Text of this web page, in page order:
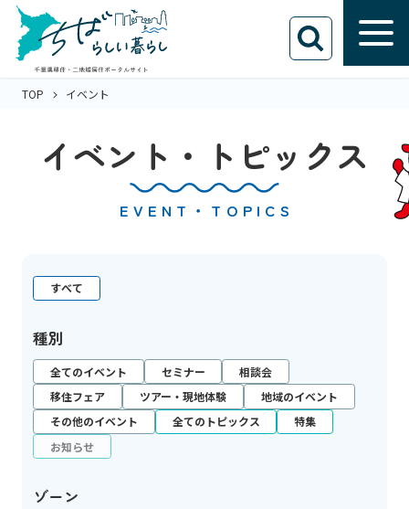
TOP イベント
イベント・トピックス
EVENT・TOPICS
すべて
種別
全てのイベント セミナー
相談会
移住フェア
ツアー・現地体験
地域のイベント
その他のイベント
全てのトピックス
特集
お知らせ
ゾーン